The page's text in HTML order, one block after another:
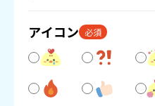
アイコン 必須